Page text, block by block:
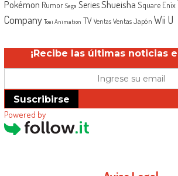
Pokémon Rumor Sega SeriesShueisha Square Enix
Company Toei Animation TV Ventas Ventas Japón Wii U
¡Recibe las últimas noticias
Suscribirse
Powered by